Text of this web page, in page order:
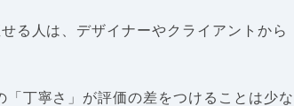
る人は、デザイナーやクライアントから
丁寧さ」が評価の差をつけることは少な